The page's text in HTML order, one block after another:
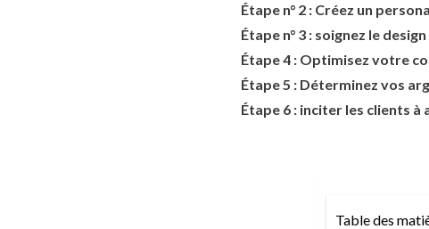
Étape n° 2 : Créez un
Étape n° 3 : soignez le
Étape 4 : Optimisez votre
Étape 5 : Déterminez vos
Étape 6 : inciter les clients à
Table des